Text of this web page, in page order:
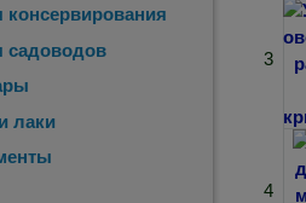
консервирования
садоводов
лаки
3
4